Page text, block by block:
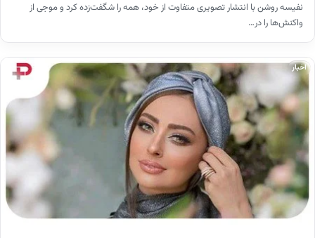
نفیسه روشن با انتشار تصویری متفاوت از خود، همه را شگفت‌زده کرد و موجی از
واکنش‌ها را در…
اخبار